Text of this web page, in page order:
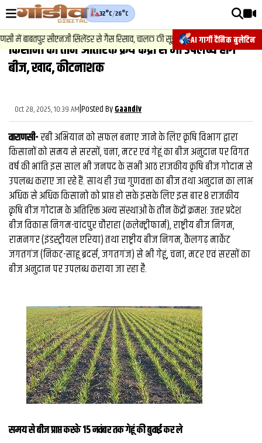
AI गार्गी दैनिक बुलेटिन
32°C/26°C
में बाबतपुर सीएनजी सिलेंडर से गैस रिसाव, चालक की सूझबूझ से टला बड़ा हादसा. 2
वीडियोज़
वाराणसी न्यूज़
राजनीति
फिल्मी
साहित्य
संस्कृति
ख़ान पान और जीवनशैली
अंतरराष्ट्रीय
फैक्ट चेक
व्यापार
देश
किसानों को तीन अतिरिक्त क्रय केंद्रों से भी उपलब्ध होंगे
बीज, खाद, कीटनाशक
Oct 28, 2025, 10:39 AM|Posted ByGaandiv
वाराणसी-रबी अभियान को सफल बनाए जाने के लिए कृषि विभाग द्वारा
किसानों को समय से सरसों, चना, मटर एवं गेहूं का बीज अनुदान पर विगत
वर्ष की भांति इस साल भी जनपद के सभी आठ राजकीय कृषि बीज गोदाम से
उपलब्ध कराए जा रहे हैं. साथ ही उच्च गुणवत्ता का बीज तथा अनुदान का लाभ
अधिक से अधिक किसानो को प्राप्त हो सके इसके लिए इस बार 8 राजकीय
कृषि बीज गोदाम के अतिरिक्त अन्य संस्थाओं के तीन केंद्रों क्रमशः उत्तर प्रदेश
बीज विकास निगम-चांदपुर चौराहा (कलेक्ट्रीफार्म), राष्ट्रीय बीज निगम,
रामनगर (इंडस्ट्रीयल एरिया) तथा राष्ट्रीय बीज निगम, कैलगढ़ मार्केट
जगतगंज (निकट-साहू ब्रदर्स, जगतगंज) से भी गेहूं, चना, मटर एवं सरसों का
बीज अनुदान पर उपलब्ध कराया जा रहा है.
समय से बीज प्राप्त करके 15 नवंबर तक गेहूं की बुवाई कर ले